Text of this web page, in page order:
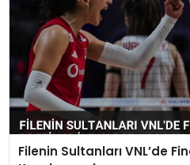
Filenin Sultanları VNL’de